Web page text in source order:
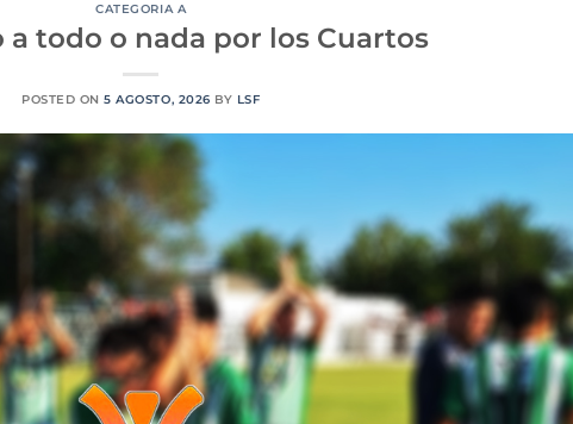
CATEGORIA A
a todo o nada por los Cuartos
POSTED ON5 AGOSTO, 2026 BY LSF